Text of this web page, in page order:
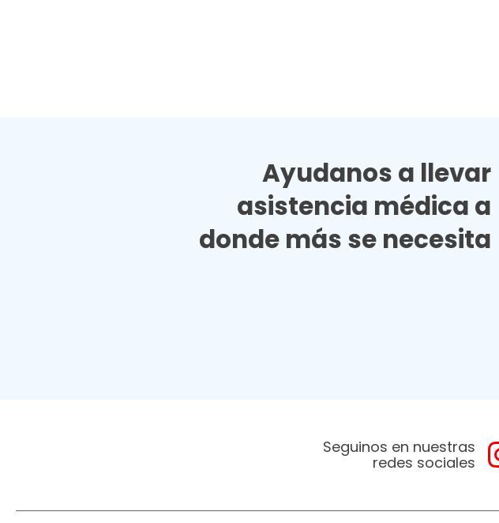
Ayudanos a llevar
asistencia médica a
donde más se necesita
Seguinos en nuestras
redes sociales